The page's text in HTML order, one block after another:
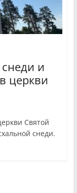
и
церкви
Святой
снеди.